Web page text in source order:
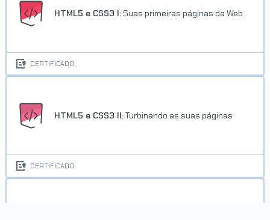
HTML5 e CSS3 I: Suas primeiras páginas da Web
CERTIFICADO
HTML5 e CSS3 II:Turbinando as suas páginas
CERTIFICADO